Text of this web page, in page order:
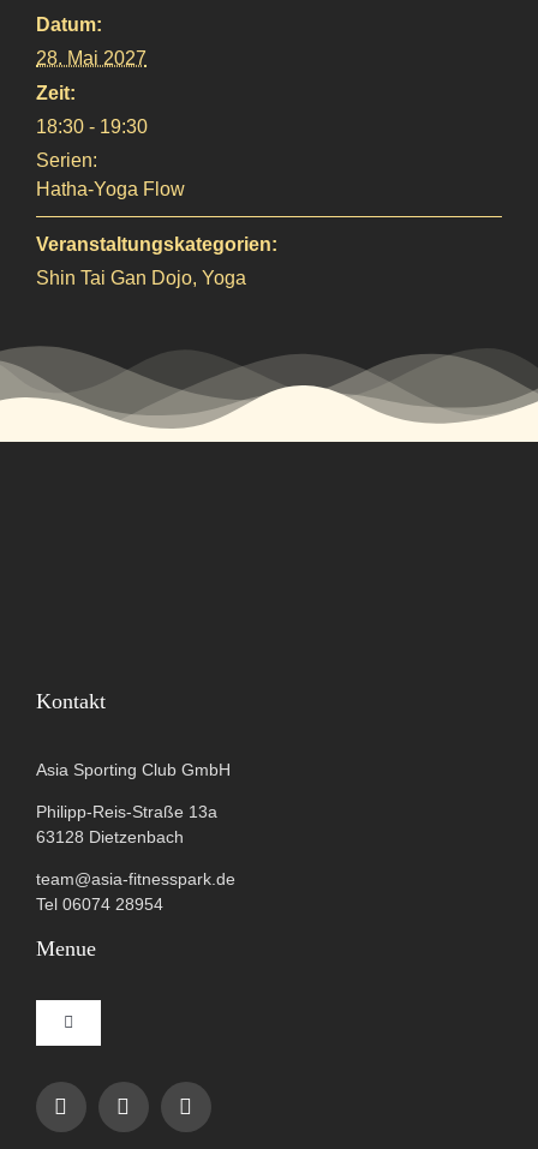
Datum:
28. Mai 2027
Zeit:
18:30 - 19:30
Serien:
Hatha-Yoga Flow
Veranstaltungskategorien:
Shin Tai Gan Dojo, Yoga
Kontakt
Asia Sporting Club GmbH
Philipp-Reis-Straße 13a
63128 Dietzenbach
team@asia-fitnesspark.de
Tel 06074 28954
Menue
Toggle
Navigation
Impressum